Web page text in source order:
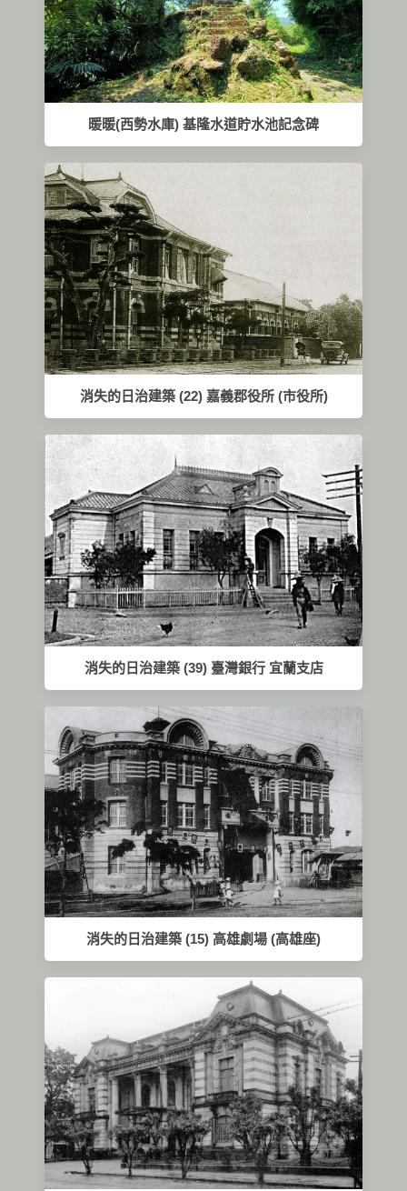
暖暖(西勢水庫) 基隆水道貯水池記念碑
消失的日治建築 (22) 嘉義郡役所 (市役所)
消失的日治建築 (39) 臺灣銀行 宜蘭支店
消失的日治建築 (15) 高雄劇場 (高雄座)